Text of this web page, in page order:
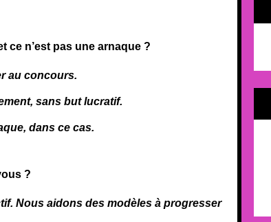
ce n’est pas une arnaque ?
au concours.
sans but lucratif.
dans ce cas.
?
Nous aidons des modèles à progresser